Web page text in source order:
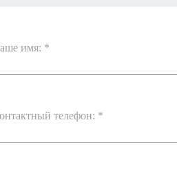
имя: *
телефон: *